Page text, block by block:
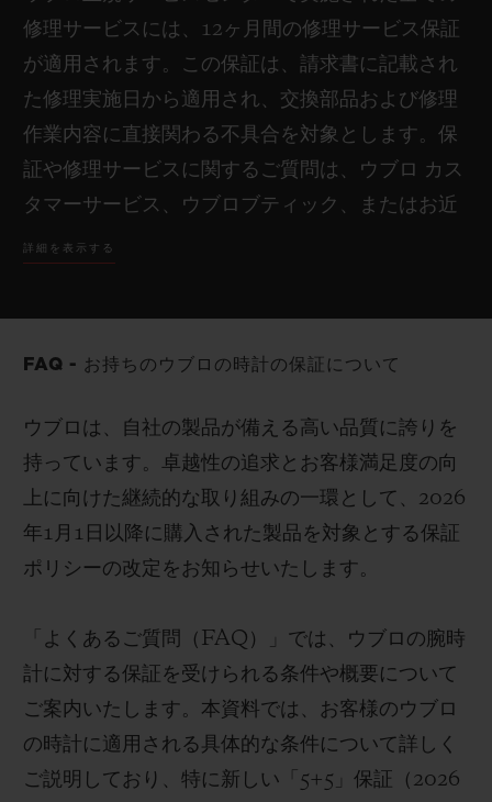
ート
簡略化されたアフターサービスの手続きと修
理状況のシンプルな追跡
ご注文内容の簡単な追跡および管理
お客様に合わせた特別なオファーや最新情報
のご案内
ィッシュリスト
修理サービスには、12ヶ月間の修理サービス保証
が適用されます。この保証は、請求書に記載され
た修理実施日から適用され、交換部品および修理
作業内容に直接関わる不具合を対象とします。保
証や修理サービスに関するご質問は、ウブロ カス
タマーサービス、ウブロブティック、またはお近
くの正規販売店までお問い合わせください。修理
詳細を表示する
FAQ - お持ちのウブロの時計の保証について
ウブロは、自社の製品が備える高い品質に誇りを
持っています。卓越性の追求とお客様満足度の向
上に向けた継続的な取り組みの一環として、2026
年1月1日以降に購入された製品を対象とする保証
ポリシーの改定をお知らせいたします。
「よくあるご質問（FAQ）」では、ウブロの腕時
計に対する保証を受けられる条件や概要について
ご案内いたします。本資料では、お客様のウブロ
の時計に適用される具体的な条件について詳しく
ご説明しており、特に新しい「5+5」保証（2026